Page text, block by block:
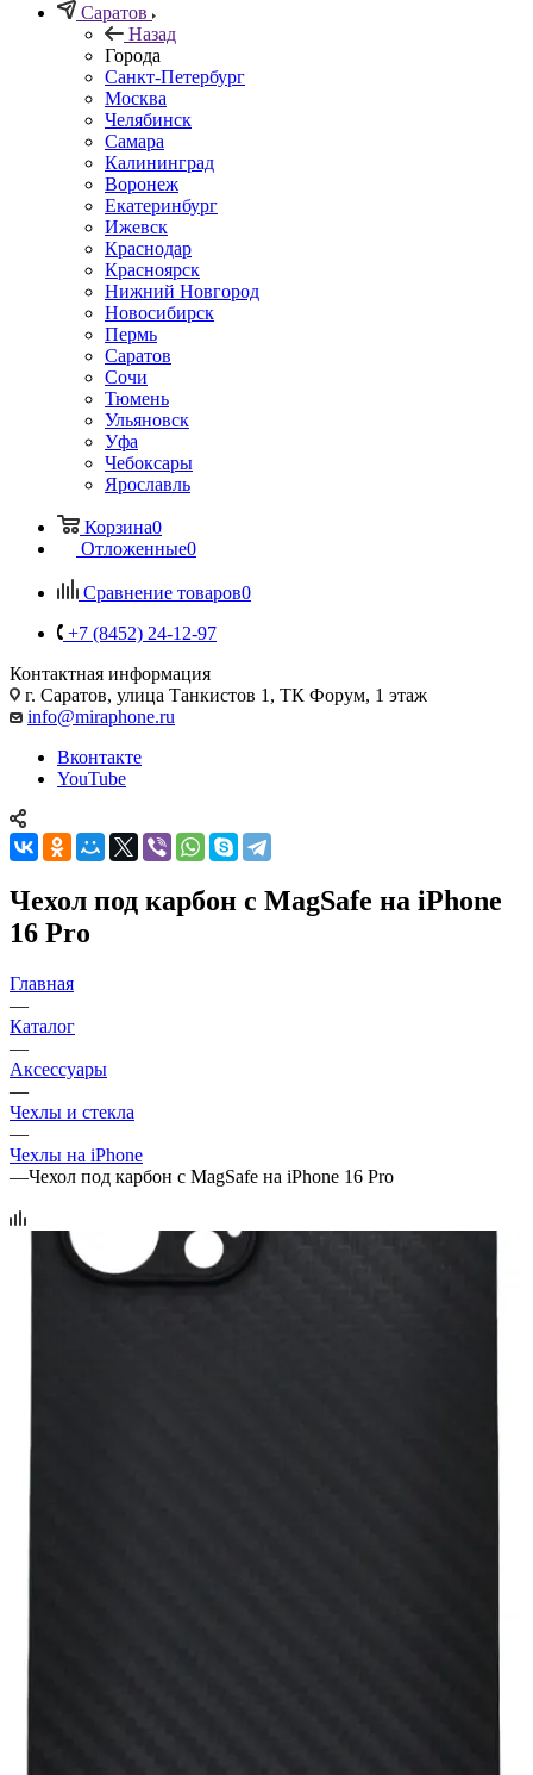
Саратов
Назад
Города
Санкт-Петербург
Москва
Челябинск
Самара
Калининград
Воронеж
Екатеринбург
Ижевск
Краснодар
Красноярск
Нижний Новгород
Новосибирск
Пермь
Саратов
Сочи
Тюмень
Ульяновск
Уфа
Чебоксары
Ярославль
Корзина0
Отложенные0
Сравнение товаров0
+7 (8452) 24-12-97
Контактная информация
г. Саратов, улица Танкистов 1, ТК Форум, 1 этаж
info@miraphone.ru
Вконтакте
YouTube
Чехол под карбон с MagSafe на iPhone
16 Pro
Главная
—
Каталог
—
Аксессуары
—
Чехлы и стекла
—
Чехлы на iPhone
—Чехол под карбон с MagSafe на iPhone 16 Pro